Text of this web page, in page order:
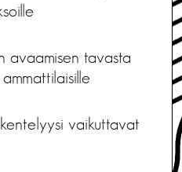
avaamisen tavasta
vaikuttavat